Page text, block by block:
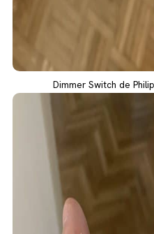
Dimmer Switch de